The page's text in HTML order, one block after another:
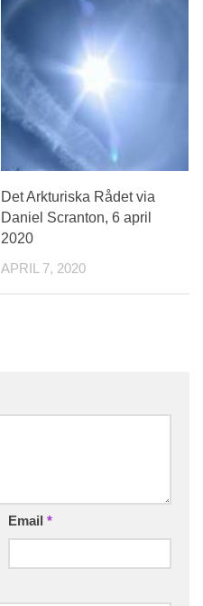
Det Arkturiska Rådet via
Daniel Scranton, 6 april
2020
APRIL 7, 2020
Email *